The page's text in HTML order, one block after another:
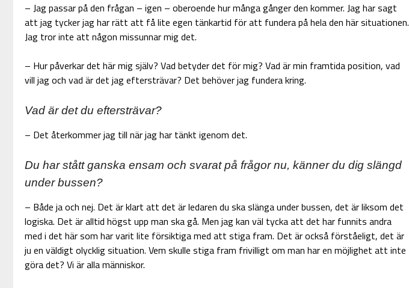
– Jag passar på den frågan – igen – oberoende hur många gånger den kommer. Jag har sagt
att jag tycker jag har rätt att få lite egen tänkartid för att fundera på hela den här situationen.
Jag tror inte att någon missunnar mig det.
– Hur påverkar det här mig själv? Vad betyder det för mig? Vad är min framtida position, vad
vill jag och vad är det jag eftersträvar? Det behöver jag fundera kring.
Vad är det du eftersträvar?
– Det återkommer jag till när jag har tänkt igenom det.
Du har stått ganska ensam och svarat på frågor nu, känner du dig slängd
under bussen?
– Både ja och nej. Det är klart att det är ledaren du ska slänga under bussen, det är liksom det
logiska. Det är alltid högst upp man ska gå. Men jag kan väl tycka att det har funnits andra
med i det här som har varit lite försiktiga med att stiga fram. Det är också förståeligt, det är
ju en väldigt olycklig situation. Vem skulle stiga fram frivilligt om man har en möjlighet att inte
göra det? Vi är alla människor.